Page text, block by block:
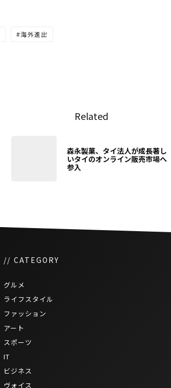
海外進出
Related
森永製菓、タイ法人が成長著し
いタイのオンライン販売市場へ
参入
// CATEGORY
グルメ
ライフスタイル
ファッション
アート
スポーツ
IT
ビジネス
ヴォイス